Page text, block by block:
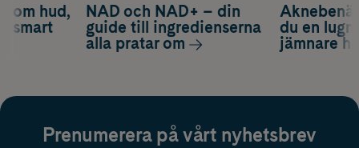
du en
jämnare
om hud,
smart
NAD och NAD+ – din
guide till ingredienserna
alla pratar om
Prenumerera på vårt nyhetsbrev